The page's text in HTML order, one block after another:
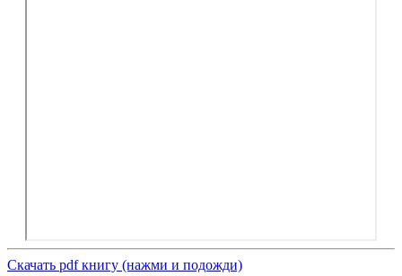
Скачать pdf книгу (нажми и подожди)